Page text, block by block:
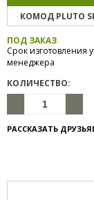
КОМОД PLUTO
ПОД ЗАКАЗ
Срок изготовления
менеджера
КОЛИЧЕСТВО:
РАССКАЗАТЬ